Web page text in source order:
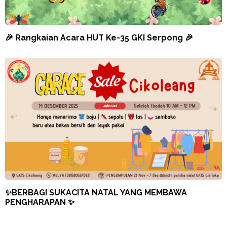
🎉 Rangkaian Acara HUT Ke-35 GKI Serpong 🎉
✨BERBAGI SUKACITA NATAL YANG MEMBAWA
PENGHARAPAN ✨